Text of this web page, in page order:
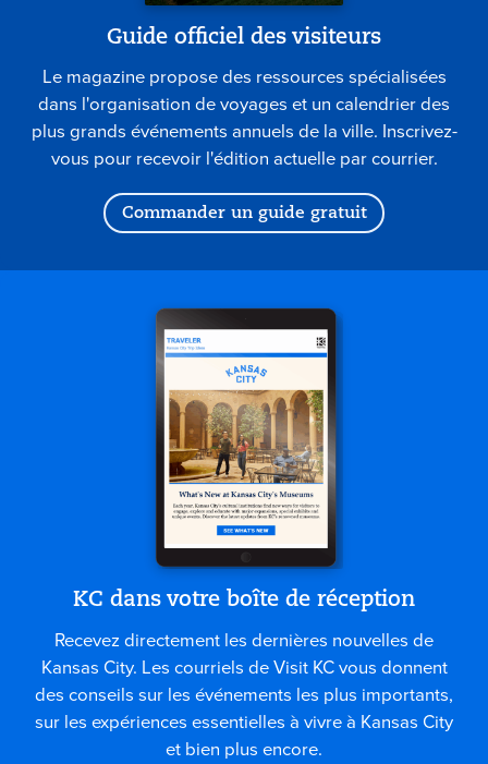
Guide officiel des visiteurs
Le magazine propose des ressources spécialisées
dans l'organisation de voyages et un calendrier des
plus grands événements annuels de la ville. Inscrivez-
vous pour recevoir l'édition actuelle par courrier.
Commander un guide gratuit
KC dans votre boîte de réception
Recevez directement les dernières nouvelles de
Kansas City. Les courriels de Visit KC vous donnent
des conseils sur les événements les plus importants,
sur les expériences essentielles à vivre à Kansas City
et bien plus encore.